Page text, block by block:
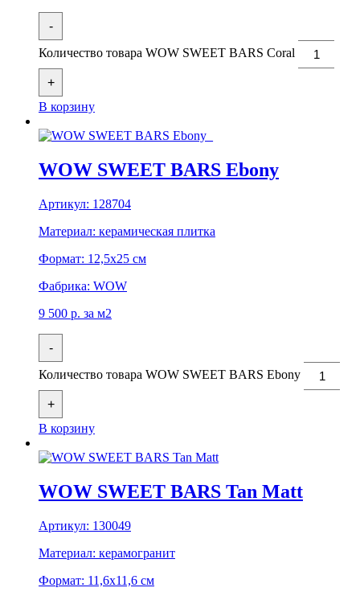
-
Количество товара WOW SWEET BARS Coral
+
В корзину
WOW SWEET BARS Ebony
Артикул: 128704
Материал: керамическая плитка
Формат: 12,5x25 см
Фабрика: WOW
9 500 р. за м2
-
Количество товара WOW SWEET BARS Ebony
+
В корзину
WOW SWEET BARS Tan Matt
Артикул: 130049
Материал: керамогранит
Формат: 11,6x11,6 см